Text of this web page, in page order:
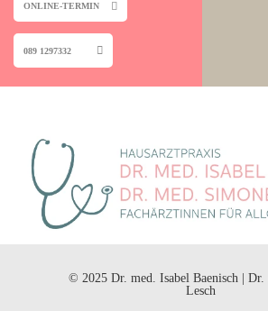
ONLINE-TERMIN
089 1297332
© 2025 Dr. med. Isabel Baenisch | Dr.
Lesch